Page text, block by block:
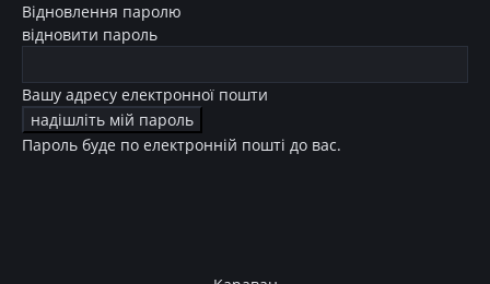
Відновлення паролю
відновити пароль
Вашу адресу електронної пошти
Пароль буде по електронній пошті до вас.